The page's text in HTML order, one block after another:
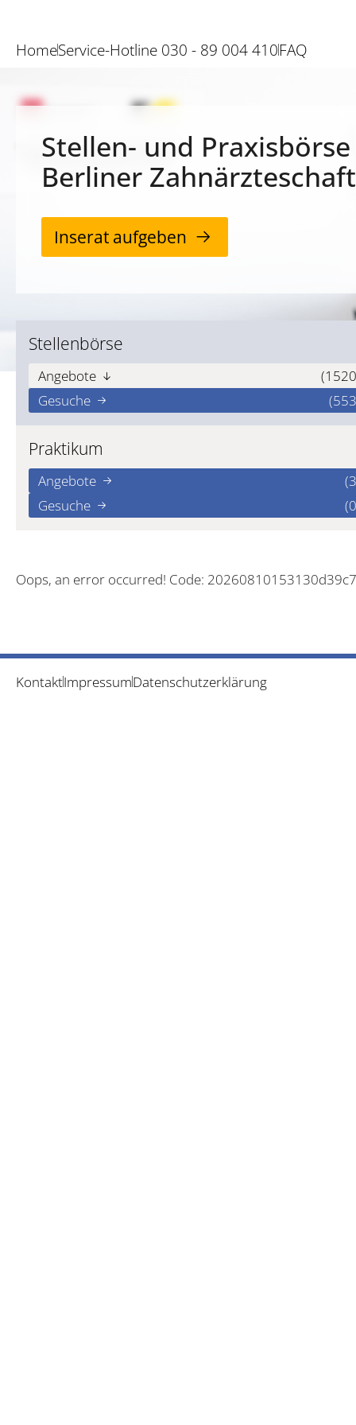
HomeService-Hotline 030 - 89 004 410FAQ
Stellen- und
Berliner Zahnärzteschaft
Inserat aufgeben
Stellenbörse
Angebote
Gesuche
Praktikum
Angebote
Gesuche
Oops, an error occurred! Code:
KontaktImpressumDatenschutzerklärung